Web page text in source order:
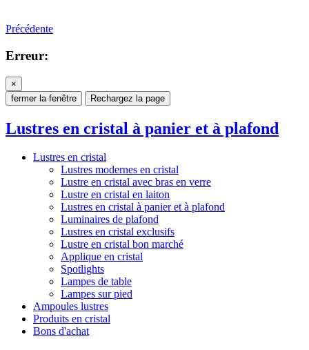
Précédente
Erreur:
×
fermer la fenêtre
Rechargez la page
Lustres en cristal à panier et à plafond
Lustres en cristal
Lustres modernes en cristal
Lustre en cristal avec bras en verre
Lustre en cristal en laiton
Lustres en cristal à panier et à plafond
Luminaires de plafond
Lustres en cristal exclusifs
Lustre en cristal bon marché
Applique en cristal
Spotlights
Lampes de table
Lampes sur pied
Ampoules lustres
Produits en cristal
Bons d'achat